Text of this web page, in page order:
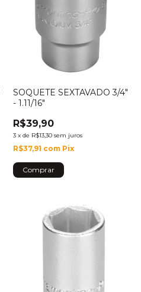
SOQUETE SEXTAVADO 3/4"
- 1.11/16"
R$39,90
3 x de R$13,30 sem juros
R$37,91 com Pix